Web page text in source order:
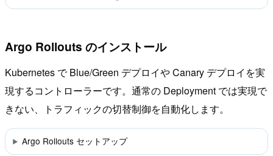
Argo Rollouts のインストール
Kubernetes で Blue/Green デプロイや Canary デプロイを実
現するコントローラーです。通常の Deployment では実現で
きない、トラフィックの切替制御を自動化します。
Argo Rollouts セットアップ